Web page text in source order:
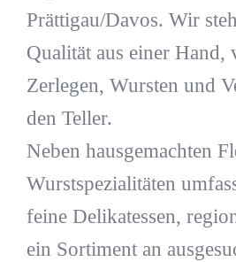
Prättigau/Davos. Wir
Qualität aus einer Hand,
Zerlegen, Wursten und
den Teller.
Neben hausgemachten
Wurstspezialitäten
feine Delikatessen,
ein Sortiment an